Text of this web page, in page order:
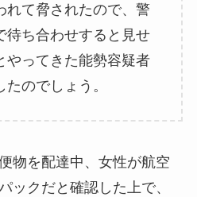
れて脅されたので、警
待ち合わせすると見せ
やってきた能勢容疑者
のでしょう。
物を配達中、女性が航空
ックだと確認した上で、